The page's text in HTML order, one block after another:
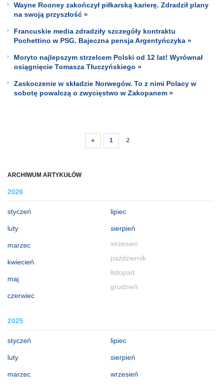
ARCHIWUM ARTYKUŁÓW
2026
styczeń
luty
marzec
kwiecień
maj
czerwiec
lipiec
sierpień
wrzesień
październik
listopad
grudzień
2025
styczeń
luty
marzec
lipiec
sierpień
wrzesień
Wayne Rooney zakończył piłkarską karierę. Zdradził plany
na swoją przyszłość »
Francuskie media zdradziły szczegóły kontraktu
Pochettino w PSG. Bajeczna pensja Argentyńczyka »
Moryto najlepszym strzelcem Polski od 12 lat! Wyrównał
osiągnięcie Tomasza Tłuczyńskiego »
Zaskoczenie w składzie Norwegów. To z nimi Polacy w
sobotę powalczą o zwycięstwo w Zakopanem »
« 1 2